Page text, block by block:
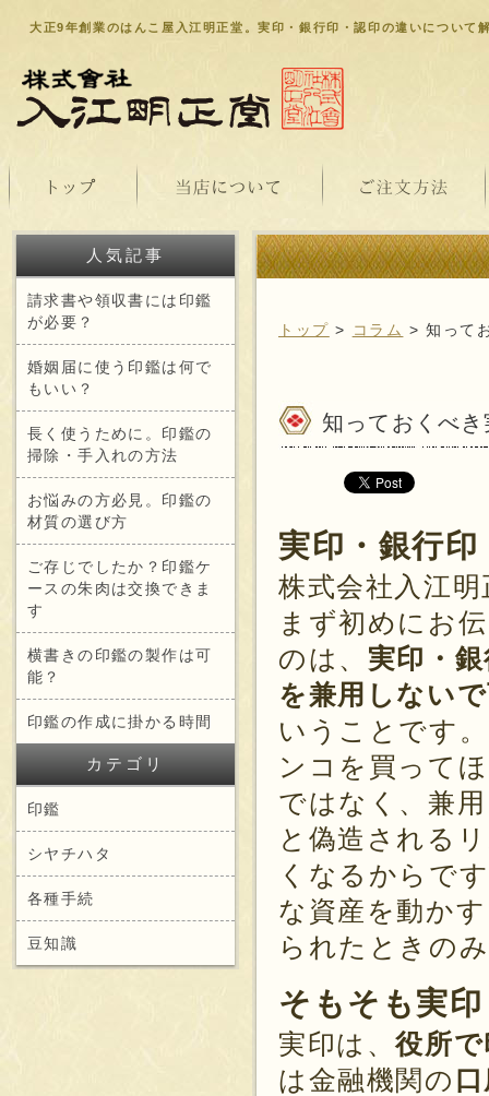
大正9年創業のはんこ屋入江明正堂。実印・銀行印・認印の違いについて
人気記事
請求書や領収書には印鑑
が必要？
婚姻届に使う印鑑は何で
もいい？
長く使うために。印鑑の
掃除・手入れの方法
お悩みの方必見。印鑑の
材質の選び方
ご存じでしたか？印鑑ケ
ースの朱肉は交換できま
す
横書きの印鑑の製作は可
能？
印鑑の作成に掛かる時間
カテゴリ
印鑑
シヤチハタ
各種手続
豆知識
トップ > コラム > 知って
知っておくべ
実印・銀行
株式会社入江
まず初めにお
のは、 実印・
を兼用しない
いうことです
ンコを買って
ではなく、兼
と偽造される
くなるからで
な資産を動か
られたときの
そもそも実
実印は、役所
は金融機関の